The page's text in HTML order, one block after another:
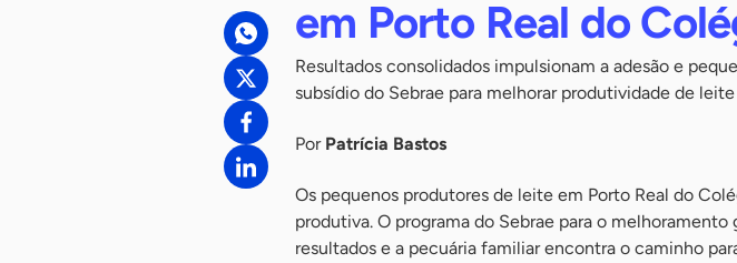
em Porto Real do
Resultados consolidados impulsionam a adesão e
subsídio do Sebrae para melhorar produtividade de leite
Por Patrícia Bastos
Os pequenos produtores de leite em Porto Real do
produtiva. O programa do Sebrae para o
resultados e a pecuária familiar encontra o caminho